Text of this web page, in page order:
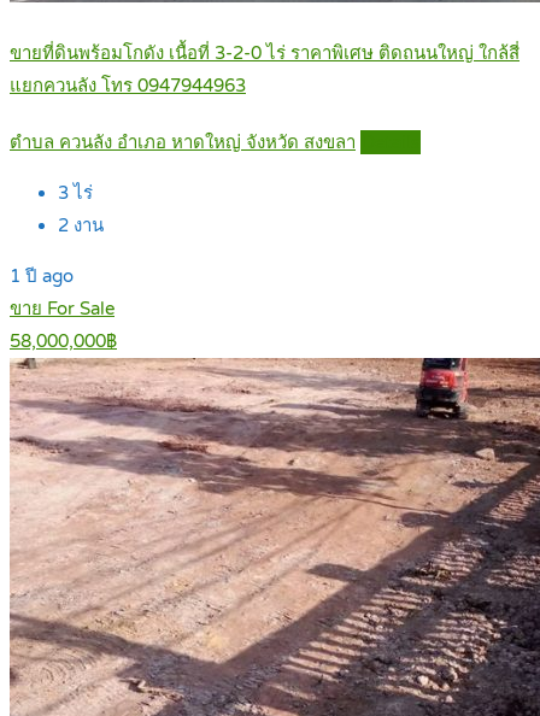
ขายที่ดินพร้อมโกดัง เนื้อที่ 3-2-0 ไร่ ราคาพิเศษ ติดถนนใหญ่ ใกล้สี่
แยกควนลัง โทร 0947944963
ตำบล ควนลัง อำเภอ หาดใหญ่ จังหวัด สงขลา
3ไร่
2 งาน
1 ปี ago
ขาย For Sale
58,000,000฿